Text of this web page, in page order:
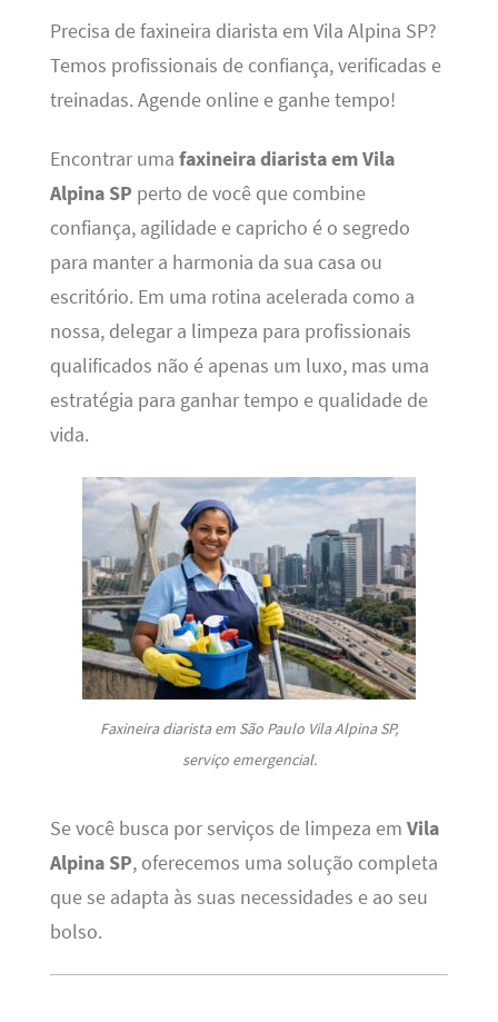
Precisa de faxineira diarista em Vila Alpina SP?
Temos profissionais de confiança, verificadas e
treinadas. Agende online e ganhe tempo!
Encontrar uma faxineira diarista em Vila
Alpina SP perto de você que combine
confiança, agilidade e capricho é o segredo
para manter a harmonia da sua casa ou
escritório. Em uma rotina acelerada como a
nossa, delegar a limpeza para profissionais
qualificados não é apenas um luxo, mas uma
estratégia para ganhar tempo e qualidade de
vida.
Faxineira diarista em São Paulo Vila Alpina SP,
serviço emergencial.
Se você busca por serviços de limpeza em Vila
Alpina SP, oferecemos uma solução completa
que se adapta às suas necessidades e ao seu
bolso.